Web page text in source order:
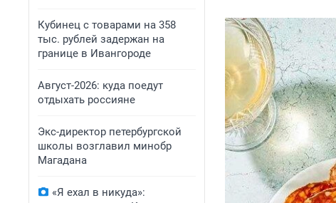
Кубинец с товарами на 358
тыс. рублей задержан на
границе в Ивангороде
Август-2026: куда поедут
отдыхать россияне
Экс-директор петербургской
школы возглавил минобр
Магадана
«Я ехал в никуда»: